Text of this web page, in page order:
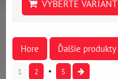
VYBERTE VARIANT
Hore Ďalšie produkty
1 2 5